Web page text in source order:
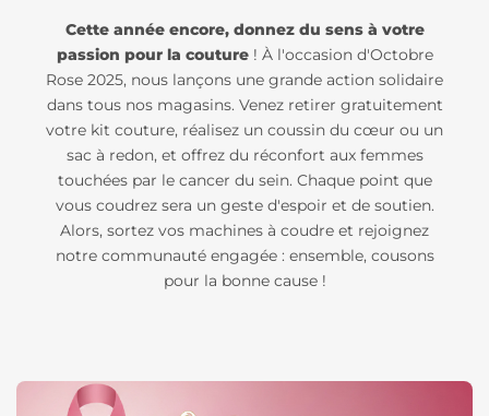
Cette année encore, donnez du sens à votre
passion pour la couture! À l'occasion d'Octobre
Rose 2025, nous lançons une grande action solidaire
dans tous nos magasins. Venez retirer gratuitement
votre kit couture, réalisez un coussin du cœur ou un
sac à redon, et offrez du réconfort aux femmes
touchées par le cancer du sein. Chaque point que
vous coudrez sera un geste d'espoir et de soutien.
Alors, sortez vos machines à coudre et rejoignez
notre communauté engagée : ensemble, cousons
pour la bonne cause !